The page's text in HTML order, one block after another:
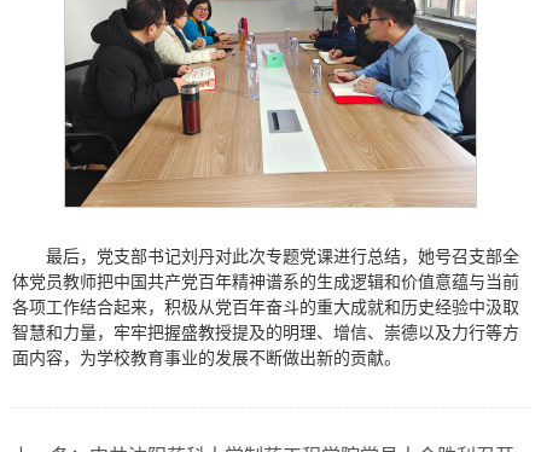
最后，党支部书记刘丹对此次专题党课进行总结，她号召支部全
体党员教师把中国共产党百年精神谱系的生成逻辑和价值意蕴与当前
各项工作结合起来，积极从党百年奋斗的重大成就和历史经验中汲取
智慧和力量，牢牢把握盛教授提及的明理、增信、崇德以及力行等方
面内容，为学校教育事业的发展不断做出新的贡献。